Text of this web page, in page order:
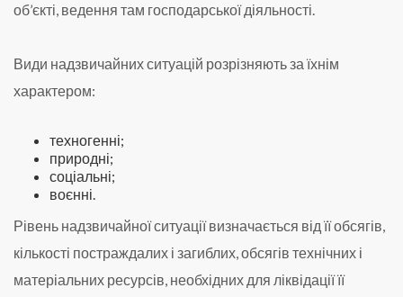
об’єкті, ведення там господарської діяльності.
Види надзвичайних ситуацій розрізняють за їхнім
характером:
техногенні;
природні;
соціальні;
воєнні.
Рівень надзвичайної ситуації визначається від її обсягів,
кількості постраждалих і загиблих, обсягів технічних і
матеріальних ресурсів, необхідних для ліквідації її